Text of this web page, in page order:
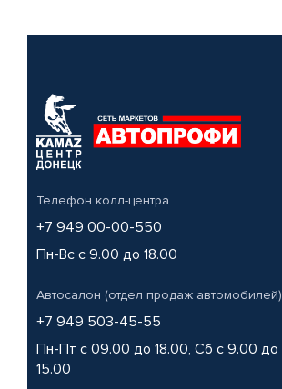
Телефон колл-центра
+7 949 00-00-550
Пн-Вс с 9.00 до 18.00
Автосалон (отдел продаж автомобилей)
+7 949 503-45-55
Пн-Пт с 09.00 до 18.00, Сб с 9.00 до
15.00